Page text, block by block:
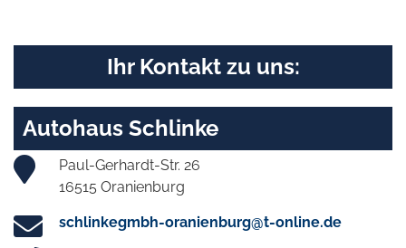
Ihr Kontakt zu uns:
Autohaus Schlinke
Paul-Gerhardt-Str. 26
16515 Oranienburg
schlinkegmbh-oranienburg@t-online.de